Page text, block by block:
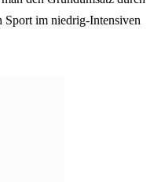
Sport im niedrig-Intensiven